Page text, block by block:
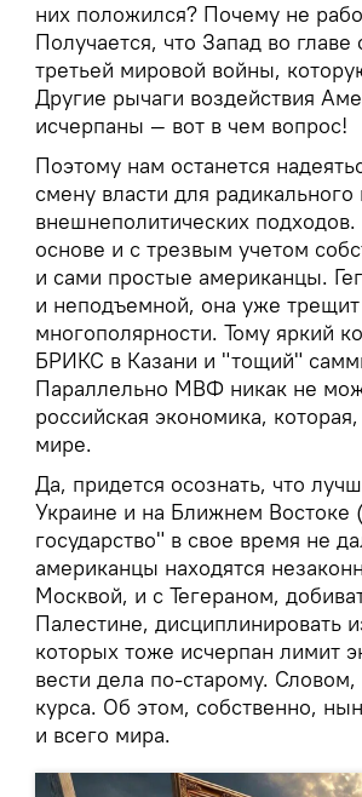
них положился? Почему не
Получается, что Запад во
третьей мировой войны,
Другие рычаги воздействия
исчерпаны — вот в чем вопрос!
Поэтому нам останется
смену власти для
внешнеполитических
основе и с трезвым учетом
и сами простые американцы.
и неподъемной, она уже
многополярности. Тому яркий
БРИКС в Казани и "тощий"
Параллельно МВФ никак не
российская экономика,
мире.
Да, придется осознать, что
Украине и на Ближнем Востоке
государство" в свое время не
американцы находятся
Москвой, и с Тегераном,
Палестине, дисциплинировать
которых тоже исчерпан лимит
вести дела по-старому.
курса. Об этом, собственно,
и всего мира.